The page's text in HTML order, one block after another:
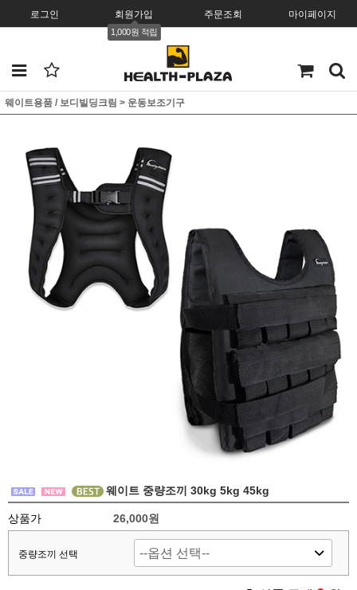
로그인 회원가입
1,000원 적립
주문조회 마이페이지
웨이트용품 / 보디빌딩크림 > 운동보조기구
웨이트 중량조끼 30kg 5kg 45kg
상품가 26,000원
중량조끼 선택